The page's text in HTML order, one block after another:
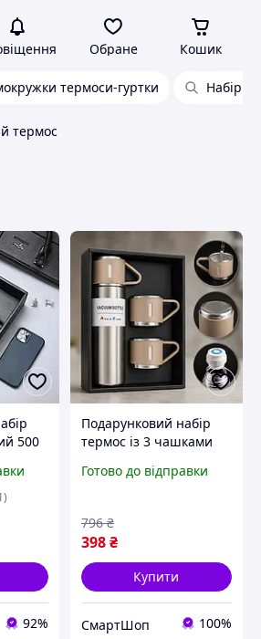
Обране Кошик
термоси-гуртки Набір
термос
500
92%
Подарунковий набір
термос із 3 чашками
відпочинку, Термос із
вакуумною ізоляцією
для зберігання
Готово до відправки
398₴
796 ₴
Купити
СмартШоп 100%